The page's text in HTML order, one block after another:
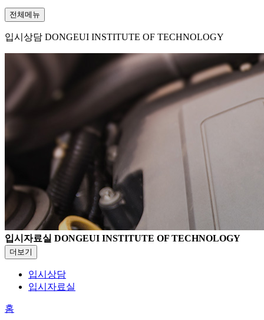
전체메뉴
입시상담 DONGEUI INSTITUTE OF TECHNOLOGY
입시자료실 DONGEUI INSTITUTE OF TECHNOLOGY
더보기
입시상담
입시자료실
홈